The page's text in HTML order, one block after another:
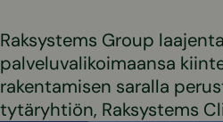
Raksystems Group
palveluvalikoimaansa
rakentamisen saralla
tytäryhtiön, Raksystems